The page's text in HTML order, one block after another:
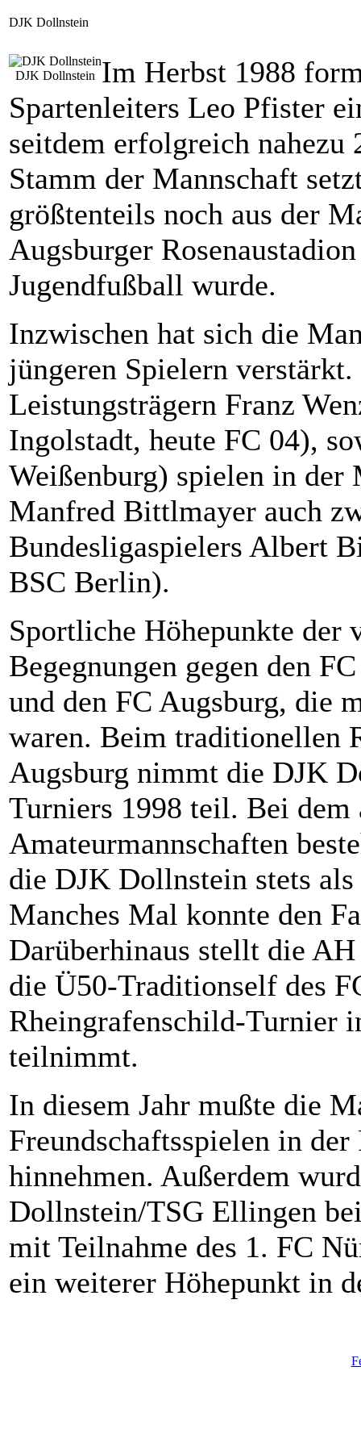
DJK Dollnstein
DJK Dollnstein Im Herbst 1988
Spartenleiters Leo Pfister
seitdem erfolgreich
Stamm der Mannschaft
größtenteils noch aus der
Augsburger
Jugendfußball wurde.
Inzwischen hat sich die
jüngeren Spielern
Leistungsträgern Franz
Ingolstadt, heute FC 04),
Weißenburg) spielen in
Manfred Bittlmayer auch
Bundesligaspielers Albert
BSC Berlin).
Sportliche Höhepunkte der
Begegnungen gegen den
und den FC Augsburg, die
waren. Beim traditionellen
Augsburg nimmt die DJK
Turniers 1998 teil. Bei dem
Amateurmannschaften
die DJK Dollnstein stets
Manches Mal konnte den
Darüberhinaus stellt die
die Ü50-Traditionself des
Rheingrafenschild-Turnier
teilnimmt.
In diesem Jahr mußte die
Freundschaftsspielen in
hinnehmen. Außerdem
Dollnstein/TSG Ellingen
mit Teilnahme des 1. FC
ein weiterer Höhepunkt in